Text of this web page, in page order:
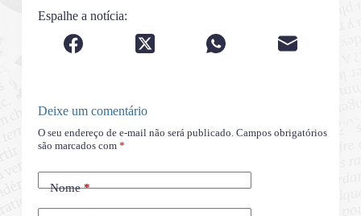
Espalhe a notícia:
Deixe um comentário
O seu endereço de e-mail não será publicado. Campos obrigatórios
são marcados com *
Nome*